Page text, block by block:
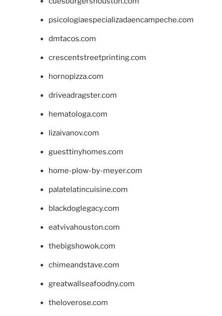
psicologiaespecializadaencampeche.com
dmtacos.com
crescentstreetprinting.com
hornopizza.com
driveadragster.com
hematologa.com
lizaivanov.com
guesttinyhomes.com
home-plow-by-meyer.com
palatelatincuisine.com
blackdoglegacy.com
eatvivahouston.com
thebigshowok.com
chimeandstave.com
greatwallseafoodny.com
theloverose.com